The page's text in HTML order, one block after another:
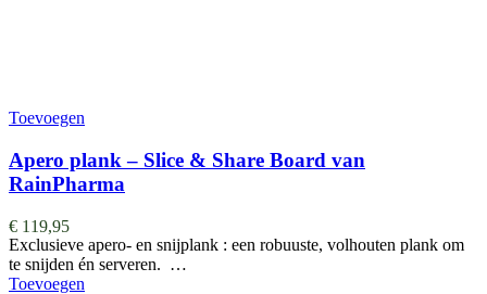
Toevoegen
Apero plank – Slice & Share Board van
RainPharma
€ 119,95
Exclusieve apero- en snijplank : een robuuste, volhouten plank om
te snijden én serveren. …
Toevoegen